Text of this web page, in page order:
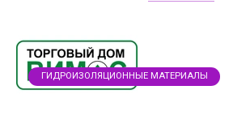
ГИДРОИЗОЛЯЦИОННЫЕ МАТЕРИАЛЫ